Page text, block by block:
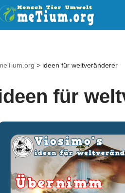
> ideen für weltveränderer
für